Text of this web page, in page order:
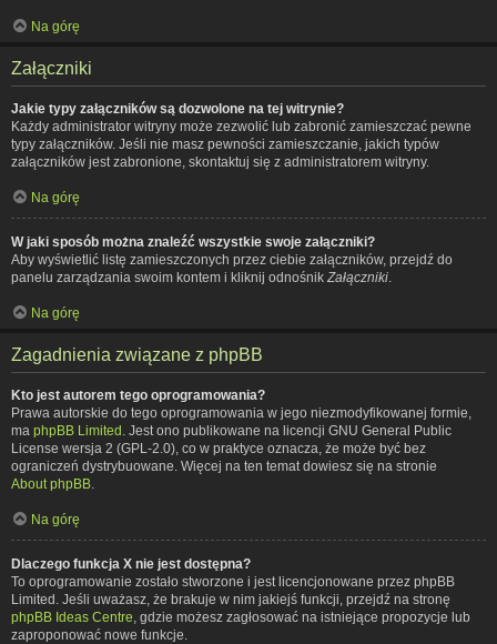
Na górę
Załączniki
Jakie typy załączników są dozwolone na tej witrynie?
Każdy administrator witryny może zezwolić lub zabronić zamieszczać pewne
typy załączników. Jeśli nie masz pewności zamieszczanie, jakich typów
załączników jest zabronione, skontaktuj się z administratorem witryny.
Na górę
W jaki sposób można znaleźć wszystkie swoje załączniki?
Aby wyświetlić listę zamieszczonych przez ciebie załączników, przejdź do
panelu zarządzania swoim kontem i kliknij odnośnik Załączniki
Na górę
Zagadnienia związane z phpBB
Kto jest autorem tego oprogramowania?
Prawa autorskie do tego oprogramowania w jego niezmodyfikowanej formie,
ma phpBB Limited . Jest ono publikowane na licencji GNU General Public
License wersja 2 (GPL-2.0), co w praktyce oznacza, że może być bez
ograniczeń dystrybuowane. Więcej na ten temat dowiesz się na stronie
About phpBB
Na górę
Dlaczego funkcja X nie jest dostępna?
To oprogramowanie zostało stworzone i jest licencjonowane przez phpBB
Limited. Jeśli uważasz, że brakuje w nim jakiejś funkcji, przejdź na stronę
phpBB Ideas Centre , gdzie możesz zagłosować na istniejące propozycje lub
zaproponować nowe funkcje.